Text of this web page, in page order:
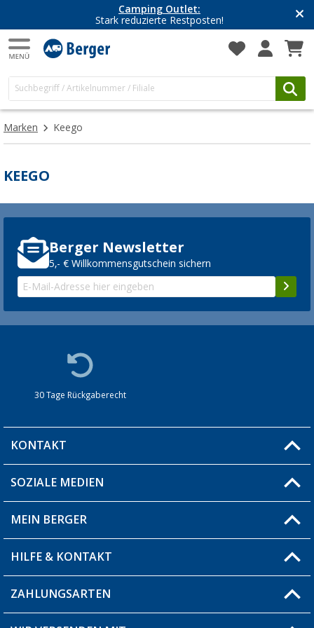
Camping Outlet:
Stark reduzierte Restposten!
Marken Keego
KEEGO
Berger Newsletter
5,- € Willkommensgutschein sichern
30 Tage Rückgaberecht
KONTAKT
Du hast eine Frage?
Filiale finden
SOZIALE MEDIEN
MEIN BERGER
Blog
Produkttester
HILFE & KONTAKT
Fragen & Antworten / FAQ
ZAHLUNGSARTEN